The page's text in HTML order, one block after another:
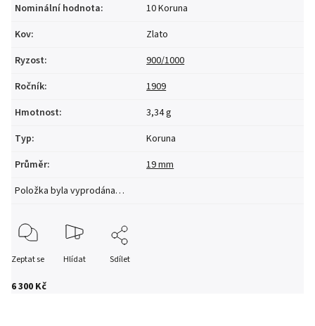
6 300 Kč
Nominální hodnota:
10 Koruna
Kov:
Zlato
Ryzost:
900/1000
Ročník:
1909
Hmotnost:
3,34 g
Typ:
Koruna
Průměr:
19 mm
Položka byla vyprodána…
Zeptat se Hlídat Sdílet